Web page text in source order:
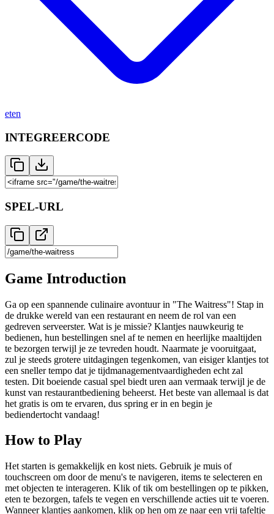
eten
INTEGREERCODE
SPEL-URL
Game Introduction
Ga op een spannende culinaire avontuur in "The Waitress"! Stap in
de drukke wereld van een restaurant en neem de rol van een
gedreven serveerster. Wat is je missie? Klantjes nauwkeurig te
bedienen, hun bestellingen snel af te nemen en heerlijke maaltijden
te bezorgen terwijl je ze tevreden houdt. Naarmate je vooruitgaat,
zul je steeds grotere uitdagingen tegenkomen, van eisiger klantjes tot
een sneller tempo dat je tijdmanagementvaardigheden echt zal
testen. Dit boeiende casual spel biedt uren aan vermaak terwijl je de
kunst van restaurantbediening beheerst. Het beste van allemaal is dat
het gratis is om te ervaren, dus spring er in en begin je
bediendertocht vandaag!
How to Play
Het starten is gemakkelijk en kost niets. Gebruik je muis of
touchscreen om door de menu's te navigeren, items te selecteren en
met objecten te interageren. Klik of tik om bestellingen op te pikken,
eten te bezorgen, tafels te vegen en verschillende acties uit te voeren.
Wanneer klantjes aankomen, klik op hen om ze naar een vrij tafeltje